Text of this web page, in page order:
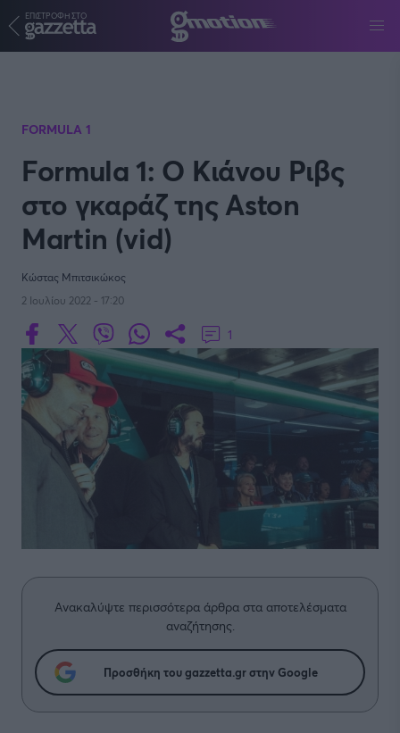
ΕΠΙΣΤΡΟΦΗ ΣΤΟ
FORMULA 1
Formula 1: O Κιάνου Ριβς
στο γκαράζ της Aston
Martin (vid)
Κώστας Μπιτσικώκος
2 Ιουλίου 2022 - 17:20
1
Ανακαλύψτε περισσότερα άρθρα στα αποτελέσματα
αναζήτησης.
Προσθήκη του gazzetta.gr στην Google